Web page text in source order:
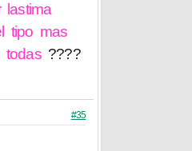
tipo mas
todas????
#35